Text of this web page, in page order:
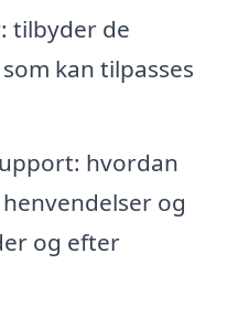
tilbyder de
kan tilpasses
hvordan
og
og efter